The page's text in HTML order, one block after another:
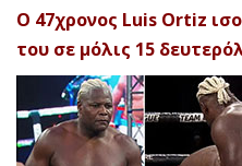
Ο 47χρονος Luis Ortiz
του σε μόλις 15